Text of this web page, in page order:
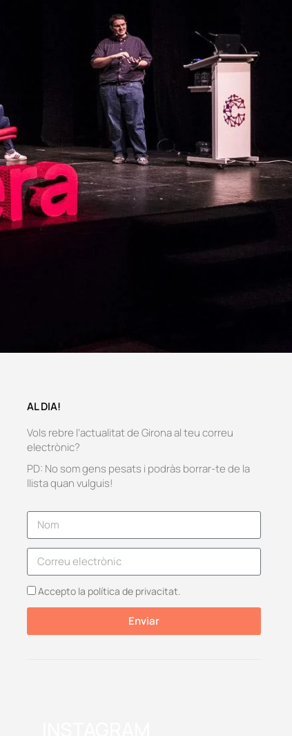
AL DIA!
Vols rebre l’actualitat de Girona al teu correu
electrònic?
PD: No som gens pesats i podràs borrar-te de la
llista quan vulguis!
Accepto la política de privacitat.
Enviar